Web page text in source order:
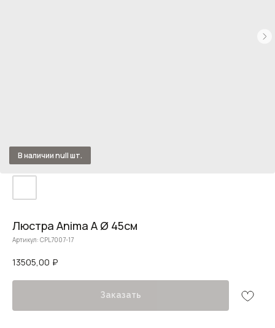
Люстра Anima A Ø 45см
Артикул: CPL7007-17
13505,00 ₽
Заказать